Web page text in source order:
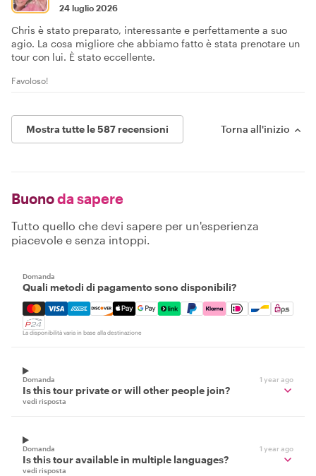
24 luglio 2026
Chris è stato preparato, interessante e perfettamente a suo
agio. La cosa migliore che abbiamo fatto è stata prenotare un
tour con lui. È stato eccellente.
Favoloso!
Mostra tutte le 587 recensioni Torna all'inizio
Buonoda sapere
Tutto quello che devi sapere per un'esperienza
piacevole e senza intoppi.
Domanda
Quali metodi di pagamento sono disponibili?
Mastercard, Visa, Amex, Discover, Apple Pay, Google
La disponibilità varia in base alla destinazione
Domanda 1 year ago
Is this tour private or will other people join?
vedi risposta
Domanda 1 year ago
Is this tour available in multiple languages?
vedi risposta